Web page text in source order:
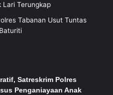
Lari Terungkap
Tabanan Usut Tuntas
Satreskrim Polres
Penganiayaan Anak